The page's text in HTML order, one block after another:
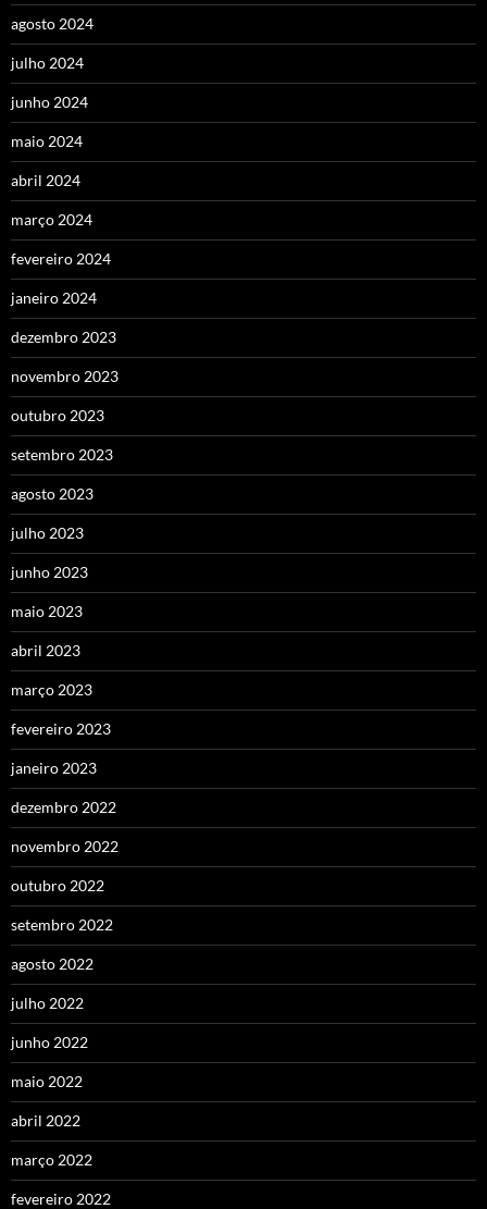
agosto 2024
julho 2024
junho 2024
maio 2024
abril 2024
março 2024
fevereiro 2024
janeiro 2024
dezembro 2023
novembro 2023
outubro 2023
setembro 2023
agosto 2023
julho 2023
junho 2023
maio 2023
abril 2023
março 2023
fevereiro 2023
janeiro 2023
dezembro 2022
novembro 2022
outubro 2022
setembro 2022
agosto 2022
julho 2022
junho 2022
maio 2022
abril 2022
março 2022
fevereiro 2022